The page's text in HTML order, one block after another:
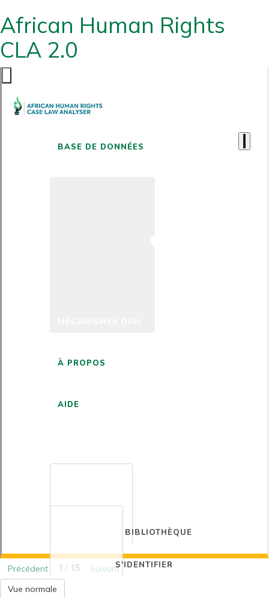
African Human Rights
CLA 2.0
BASE DE DONNÉES
À PROPOS
AIDE
BIBLIOTHÈQUE
S'IDENTIFIER
Précédent 1 / 15
Suivant
Vue normale